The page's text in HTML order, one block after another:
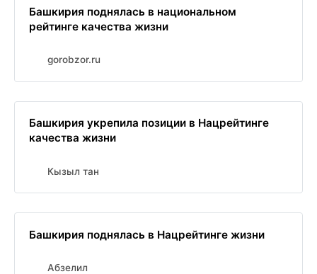
Башкирия поднялась в национальном
рейтинге качества жизни
gorobzor.ru
Башкирия укрепила позиции в Нацрейтинге
качества жизни
Кызыл тан
Башкирия поднялась в Нацрейтинге жизни
Абзелил